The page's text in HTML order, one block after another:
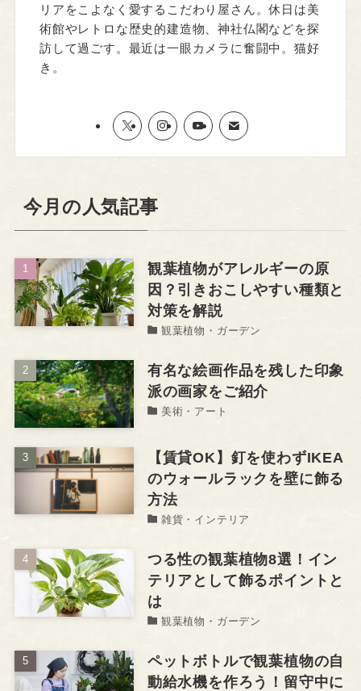
リアをこよなく愛するこだわり屋さん。休日は美
術館やレトロな歴史的建造物、神社仏閣などを探
訪して過ごす。最近は一眼カメラに奮闘中。猫好
き。
今月の人気記事
観葉植物がアレルギーの原
因？引きおこしやすい種類と
対策を解説
観葉植物・ガーデン
有名な絵画作品を残した印象
派の画家をご紹介
美術・アート
【賃貸OK】釘を使わずIKEA
のウォールラックを壁に飾る
方法
雑貨・インテリア
つる性の観葉植物8選！イン
テリアとして飾るポイントと
は
観葉植物・ガーデン
ペットボトルで観葉植物の自
動給水機を作ろう！留守中に